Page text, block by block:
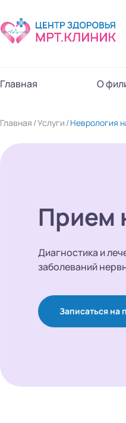
Главная О
Главная Услуги Неврология
Прием
Диагностика и
заболеваний
Записаться на